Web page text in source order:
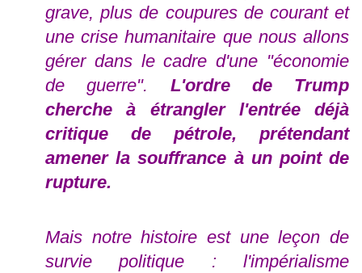
grave, plus de coupures de courant et
une crise humanitaire que nous allons
gérer dans le cadre d'une "économie
de guerre". L'ordre de Trump
cherche à étrangler l'entrée déjà
critique de pétrole, prétendant
amener la souffrance à un point de
rupture.
Mais notre histoire est une leçon de
survie politique : l'impérialisme